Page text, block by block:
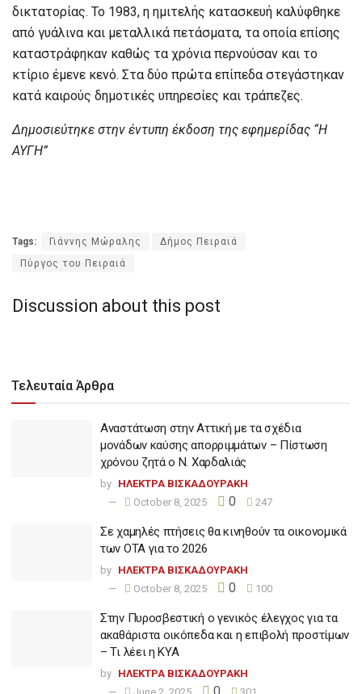
δικτατορίας. Το 1983, η ημιτελής κατασκευή καλύφθηκε
από γυάλινα και μεταλλικά πετάσματα, τα οποία επίσης
καταστράφηκαν καθώς τα χρόνια περνούσαν και το
κτίριο έμενε κενό. Στα δύο πρώτα επίπεδα στεγάστηκαν
κατά καιρούς δημοτικές υπηρεσίες και τράπεζες.
Δημοσιεύτηκε στην έντυπη έκδοση της εφημερίδας “Η
ΑΥΓΗ”
Tags: Γιάννης Μώραλης
Δήμος Πειραιά
Πύργος του Πειραιά
Discussion about this post
Τελευταία Άρθρα
Αναστάτωση στην Αττική με τα σχέδια
μονάδων καύσης απορριμμάτων – Πίστωση
χρόνου ζητά ο Ν. Χαρδαλιάς
by ΗΛΕΚΤΡΑ ΒΙΣΚΑΔΟΥΡΑΚΗ
October 8, 2025
0 247
Σε χαμηλές πτήσεις θα κινηθούν τα οικονομικά
των ΟΤΑ για το 2026
by ΗΛΕΚΤΡΑ ΒΙΣΚΑΔΟΥΡΑΚΗ
October 8, 2025
0 100
Στην Πυροσβεστική ο γενικός έλεγχος για τα
ακαθάριστα οικόπεδα και η επιβολή προστίμων
– Τι λέει η ΚΥΑ
by ΗΛΕΚΤΡΑ ΒΙΣΚΑΔΟΥΡΑΚΗ